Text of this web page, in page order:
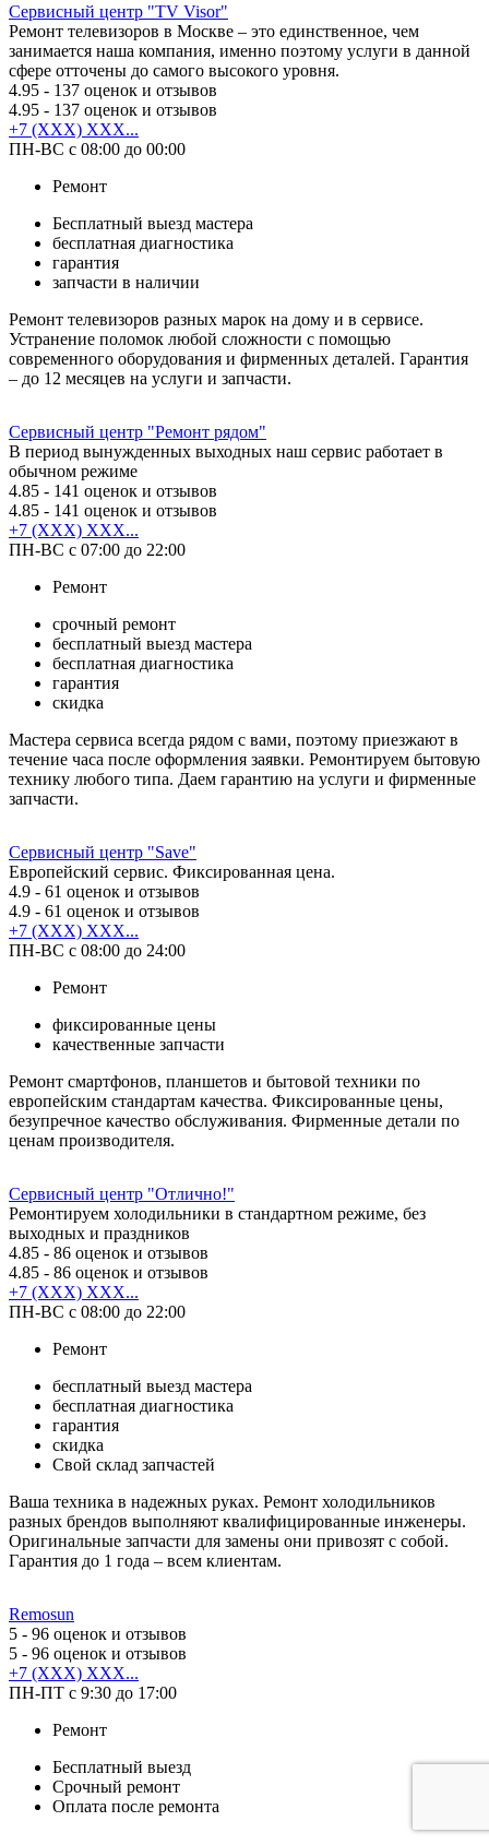
Сервисный центр "TV Visor"
Ремонт телевизоров в Москве – это единственное, чем
занимается наша компания, именно поэтому услуги в данной
сфере отточены до самого высокого уровня.
4.95 - 137 оценок и отзывов
4.95 - 137 оценок и отзывов
+7 (XXX) XXX...
ПН-ВС с 08:00 до 00:00
Ремонт
Бесплатный выезд мастера
бесплатная диагностика
гарантия
запчасти в наличии
Ремонт телевизоров разных марок на дому и в сервисе.
Устранение поломок любой сложности с помощью
современного оборудования и фирменных деталей. Гарантия
– до 12 месяцев на услуги и запчасти.
Сервисный центр "Ремонт рядом"
В период вынужденных выходных наш сервис работает в
обычном режиме
4.85 - 141 оценок и отзывов
4.85 - 141 оценок и отзывов
+7 (XXX) XXX...
ПН-ВС с 07:00 до 22:00
Ремонт
срочный ремонт
бесплатный выезд мастера
бесплатная диагностика
гарантия
скидка
Мастера сервиса всегда рядом с вами, поэтому приезжают в
течение часа после оформления заявки. Ремонтируем бытовую
технику любого типа. Даем гарантию на услуги и фирменные
запчасти.
Сервисный центр "Save"
Европейский сервис. Фиксированная цена.
4.9 - 61 оценок и отзывов
4.9 - 61 оценок и отзывов
+7 (XXX) XXX...
ПН-ВС с 08:00 до 24:00
Ремонт
фиксированные цены
качественные запчасти
Ремонт смартфонов, планшетов и бытовой техники по
европейским стандартам качества. Фиксированные цены,
безупречное качество обслуживания. Фирменные детали по
ценам производителя.
Сервисный центр "Отлично!"
Ремонтируем холодильники в стандартном режиме, без
выходных и праздников
4.85 - 86 оценок и отзывов
4.85 - 86 оценок и отзывов
+7 (XXX) XXX...
ПН-ВС с 08:00 до 22:00
Ремонт
бесплатный выезд мастера
бесплатная диагностика
гарантия
скидка
Свой склад запчастей
Ваша техника в надежных руках. Ремонт холодильников
разных брендов выполняют квалифицированные инженеры.
Оригинальные запчасти для замены они привозят с собой.
Гарантия до 1 года – всем клиентам.
Remosun
5 - 96 оценок и отзывов
5 - 96 оценок и отзывов
+7 (XXX) XXX...
ПН-ПТ с 9:30 до 17:00
Ремонт
Бесплатный выезд
Срочный ремонт
Оплата после ремонта